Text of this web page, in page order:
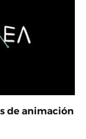
de animación